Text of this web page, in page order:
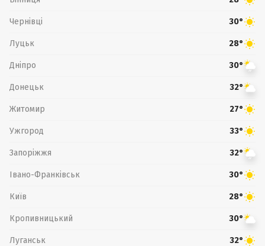
Чернівці 30°
Луцьк 28°
Дніпро 30°
Донецьк 32°
Житомир 27°
Ужгород 33°
Запоріжжя 32°
Івано-Франківськ 30°
Київ 28°
Кропивницький 30°
Луганськ 32°